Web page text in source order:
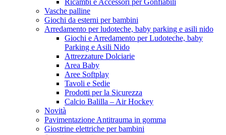
Ricambi e Accessori per Gonfiabili
Vasche palline
Giochi da esterni per bambini
Arredamento per ludoteche, baby parking e asili nido
Giochi e Arredamento per Ludoteche, baby
Parking e Asili Nido
Attrezzature Dolciarie
Area Baby
Aree Softplay
Tavoli e Sedie
Prodotti per la Sicurezza
Calcio Balilla – Air Hockey
Novità
Pavimentazione Antitrauma in gomma
Giostrine elettriche per bambini